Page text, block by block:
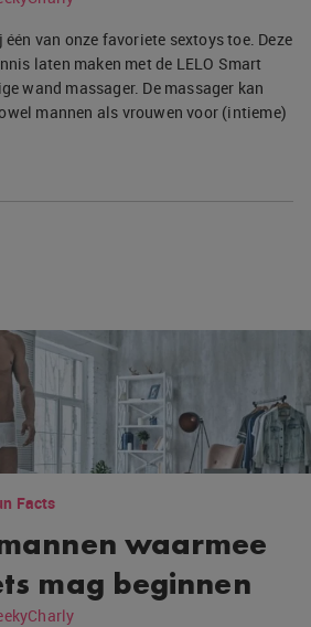
van onze favoriete sextoys toe. Deze
laten maken met de LELO Smart
wand massager. De massager kan
mannen als vrouwen voor (intieme)
Facts
waarmee
mag beginnen